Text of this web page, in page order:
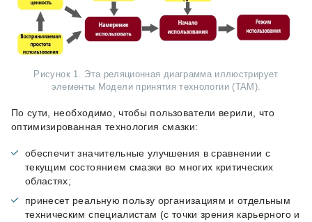
Рисунок 1. Эта реляционная диаграмма иллюстрирует
элементы Модели принятия технологии (TAM).
По сути, необходимо, чтобы пользователи верили, что
оптимизированная технология смазки:
обеспечит значительные улучшения в сравнении с
текущим состоянием смазки во многих критических
областях;
принесет реальную пользу организациям и отдельным
техническим специалистам (с точки зрения карьерного и